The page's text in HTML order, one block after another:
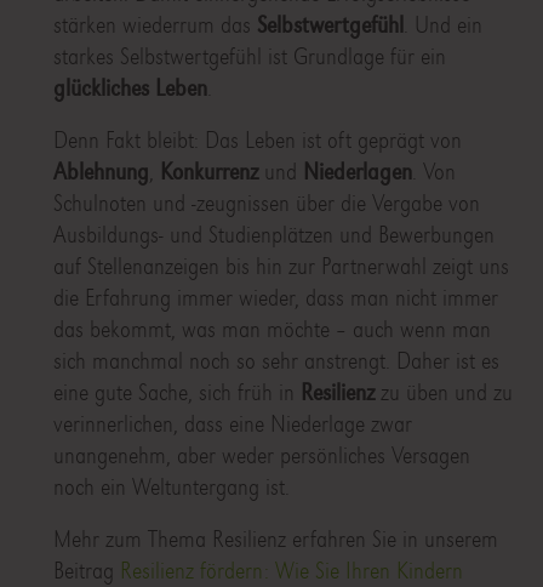
stärken wiederrum das Selbstwertgefühl
. Und ein
starkes Selbstwertgefühl ist Grundlage für ein
glückliches Leben
Denn Fakt bleibt: Das Leben ist oft geprägt von
Ablehnung
Konkurrenzund Niederlagen . Von
Schulnoten und -zeugnissen über die Vergabe von
Ausbildungs- und Studienplätzen und Bewerbungen
auf Stellenanzeigen bis hin zur Partnerwahl zeigt uns
die Erfahrung immer wieder, dass man nicht immer
das bekommt, was man möchte – auch wenn man
sich manchmal noch so sehr anstrengt. Daher ist es
eine gute Sache, sich früh in Resilienzzu üben und zu
verinnerlichen, dass eine Niederlage zwar
unangenehm, aber weder persönliches Versagen
noch ein Weltuntergang ist.
Mehr zum Thema Resilienz erfahren Sie in unserem
Beitrag Resilienz fördern: Wie Sie Ihren Kindern